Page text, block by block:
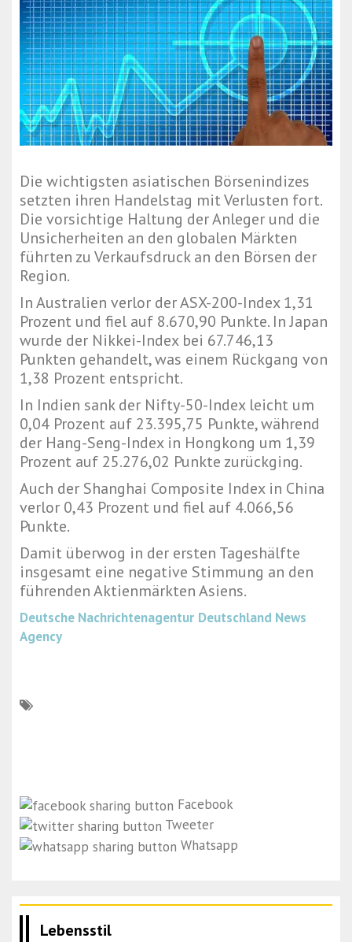
Die wichtigsten asiatischen Börsenindizes
setzten ihren Handelstag mit Verlusten fort.
Die vorsichtige Haltung der Anleger und die
Unsicherheiten an den globalen Märkten
führten zu Verkaufsdruck an den Börsen der
Region.
In Australien verlor der ASX-200-Index 1,31
Prozent und fiel auf 8.670,90 Punkte. In Japan
wurde der Nikkei-Index bei 67.746,13
Punkten gehandelt, was einem Rückgang von
1,38 Prozent entspricht.
In Indien sank der Nifty-50-Index leicht um
0,04 Prozent auf 23.395,75 Punkte, während
der Hang-Seng-Index in Hongkong um 1,39
Prozent auf 25.276,02 Punkte zurückging.
Auch der Shanghai Composite Index in China
verlor 0,43 Prozent und fiel auf 4.066,56
Punkte.
Damit überwog in der ersten Tageshälfte
insgesamt eine negative Stimmung an den
führenden Aktienmärkten Asiens.
Deutsche Nachrichtenagentur Deutschland News
Agency
Facebook
Tweeter
Whatsapp
Lebensstil